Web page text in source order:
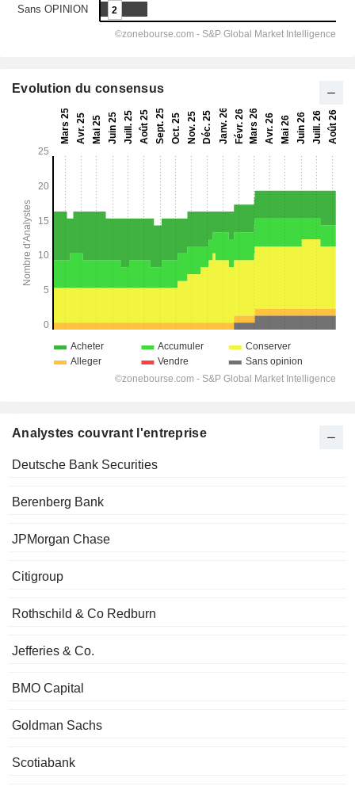
Evolution du consensus
Analystes couvrant l'entreprise
Deutsche Bank Securities
Berenberg Bank
JPMorgan Chase
Citigroup
Rothschild & Co Redburn
Jefferies & Co.
BMO Capital
Goldman Sachs
Scotiabank